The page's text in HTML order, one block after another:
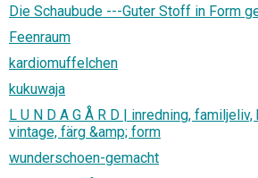
Die Schaubude ---Guter Stoff in Form
Feenraum
kardiomuffelchen
kukuwaja
L U N D A G Å R D | inredning,
vintage, färg &amp; form
wunderschoen-gemacht